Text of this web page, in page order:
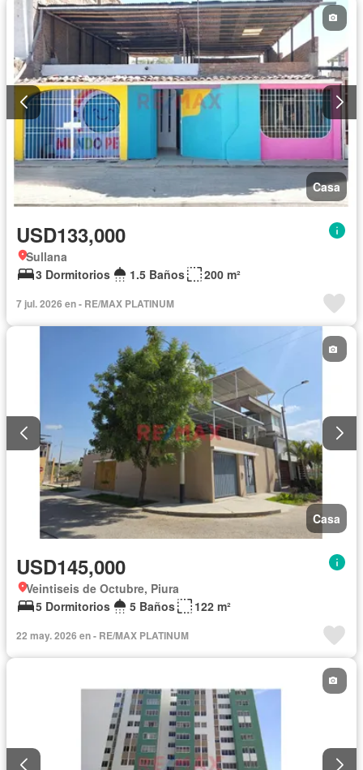
Casa
USD133,000
Sullana
3 Dormitorios
1.5 Baños 200 m²
7 jul. 2026 en - RE/MAX PLATINUM
Casa
USD145,000
Veintiseis de Octubre, Piura
5 Dormitorios
5 Baños 122 m²
22 may. 2026 en - RE/MAX PLATINUM